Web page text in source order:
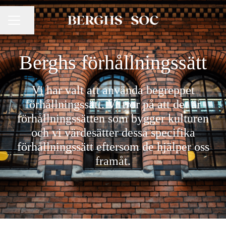
KARRIÄRMENY
Dela sidan
Berghs förhållningssätt
Vi har valt att använda begreppet
förhållningssätt. Vi tror på att det är
förhållningssätten som bygger kulturen
och vi värdesätter dessa specifika
förhållningssätt eftersom de hjälper oss
framåt.